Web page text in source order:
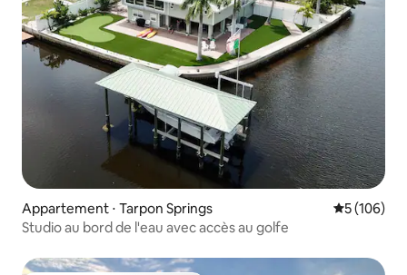
Appartement ⋅ Tarpon Springs Évaluation
5 (106)
Studio au bord de l'eau avec accès au golfe